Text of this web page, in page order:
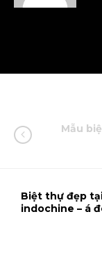
Mẫu
Biệt thự đẹp
indochine – á